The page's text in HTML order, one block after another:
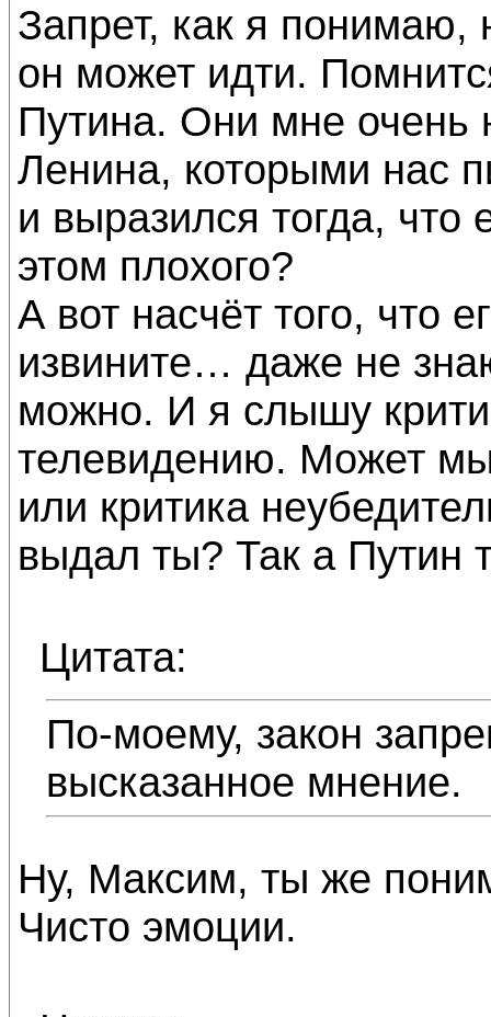
Запрет, как я
он может идти.
Путина. Они мне очень
Ленина, которыми нас
и выразился тогда, что
этом плохого?
А вот насчёт того, что
извините… даже не
можно. И я слышу
телевидению. Может
или критика
выдал ты? Так а Путин
Цитата:
По-моему, закон
высказанное мнение.
Ну, Максим, ты же
Чисто эмоции.